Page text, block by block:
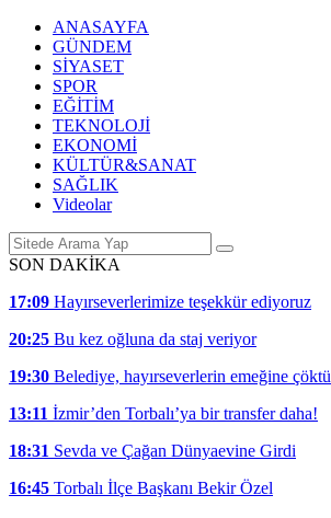
ANASAYFA
GÜNDEM
SİYASET
SPOR
EĞİTİM
TEKNOLOJİ
EKONOMİ
KÜLTÜR&SANAT
SAĞLIK
Videolar
SON DAKİKA
17:09 Hayırseverlerimize teşekkür ediyoruz
20:25 Bu kez oğluna da staj veriyor
19:30 Belediye, hayırseverlerin emeğine çöktü
13:11 İzmir’den Torbalı’ya bir transfer daha!
18:31 Sevda ve Çağan Dünyaevine Girdi
16:45 Torbalı İlçe Başkanı Bekir Özel